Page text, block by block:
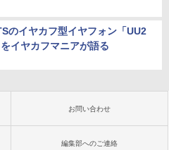
のイヤカフ型イヤフォン「UU2
イヤカフマニアが語る
お問い合わせ
編集部へのご連絡